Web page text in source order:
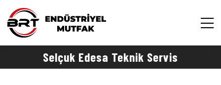
Selçuk Edesa Teknik Servis